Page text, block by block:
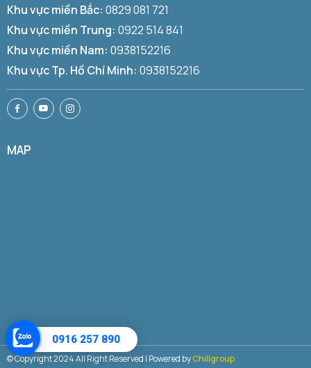
Khu vực miền Bắc: 0829 081 721
Khu vực miền Trung: 0922 514 841
Khu vực miền Nam: 0938152216
Khu vực Tp. Hồ Chí Minh: 0938152216
MAP
© Copyright 2024 All Right Reserved | Powered byChillgroup
0916 257 890